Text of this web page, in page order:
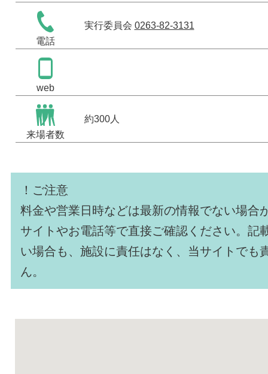
電話
実行委員会 0263-82-3131
web
来場者数
約300人
！ご注意
料金や営業日時などは最新の情報でない場合
サイトやお電話等で直接ご確認ください。記
い場合も、施設に責任はなく、当サイトでも
ん。